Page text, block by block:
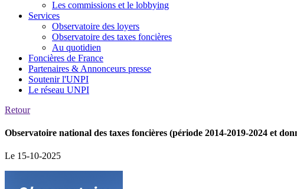
Les commissions et le lobbying
Services
Observatoire des loyers
Observatoire des taxes foncières
Au quotidien
Foncières de France
Partenaires & Annonceurs presse
Soutenir l'UNPI
Le réseau UNPI
Retour
Observatoire national des taxes foncières (période 2014-2019-2024 et
Le 15-10-2025